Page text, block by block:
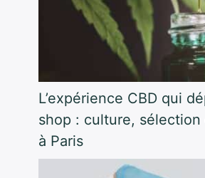
L’expérience CBD qui
shop : culture,
à Paris